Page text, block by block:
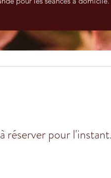
réserver pour